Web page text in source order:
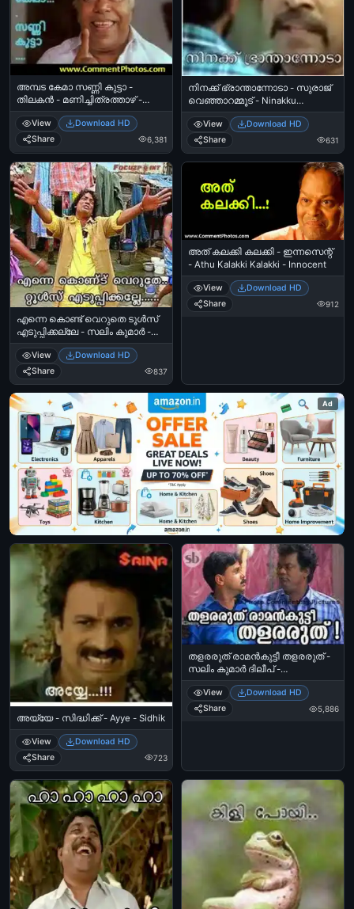
അമ്പട കേമാ സണ്ണി കുട്ടാ -
തിലകന്‍ - മണിച്ചിത്രത്താഴ് -
Ambada Kema Sunny Kutta -
Thilakan - Manichithrathazhu
View
Download HD
Share
6,381
നിനക്ക് ഭ്രാന്താന്നോടാ - സുരാജ്
വെഞ്ഞാറമ്മൂട് - Ninakku
Bhraanthaannoda. Suraj
Venjarammoodu
View
Download HD
Share
631
എന്നെ കൊണ്ട് വെറുതെ ടൂള്‍സ്
എടുപ്പിക്കല്ലേ - സലിം കുമാര്‍ -
Enne Kondu Veruthe Tools
Eduppikkalle. - Salim Kumar in
Best Actor
View
Download HD
Share
837
അത് കലക്കി കലക്കി - ഇന്നസെന്റ്
- Athu Kalakki Kalakki - Innocent
View
Download HD
Share
912
Ad
അയ്യേ - സിദ്ധിക്ക് - Ayye - Sidhik
View
Download HD
Share
723
തളരരുത് രാമന്‍കുട്ടീ തളരരുത് -
സലിം കുമാര്‍ ദിലീപ് -
കല്യാണരാമന്‍ - Thalararuth
Raman Kuttee - Salim Kumar, Dilip
in Kalyanaraman
View
Download HD
Share
5,886